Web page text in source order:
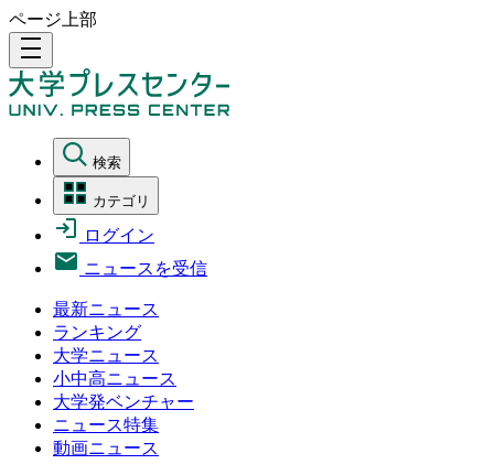
ページ上部
density_medium
検索
カテゴリ
ログイン
ニュースを受信
最新ニュース
ランキング
大学ニュース
小中高ニュース
大学発ベンチャー
ニュース特集
動画ニュース